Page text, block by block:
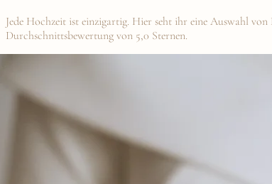
Jede Hochzeit ist einzigartig. Hier seht ihr eine Auswahl
Durchschnittsbewertung von 5,0 Sternen.